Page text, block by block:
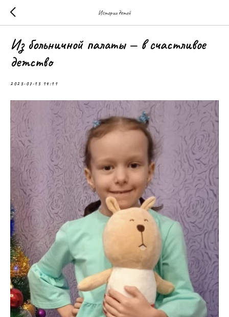
Истории детей
Из больничной палаты — в счастливое
детство
2023-07-13 14:11